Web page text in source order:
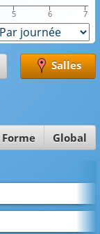
5 6 7
Salles
Forme Global